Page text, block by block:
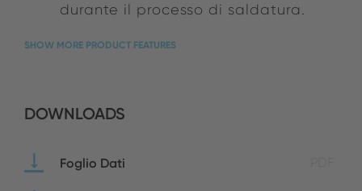
durante il processo di saldatura.
SHOW MORE PRODUCT FEATURES
DOWNLOADS
Foglio Dati